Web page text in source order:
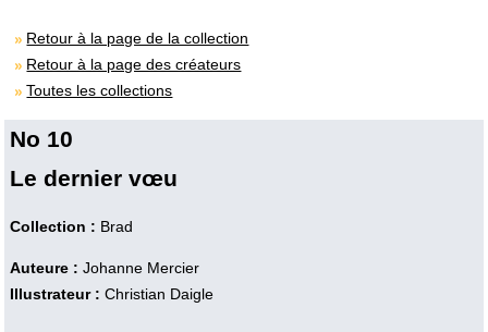
Retour à la page de la collection
Retour à la page des créateurs
Toutes les collections
No 10
Le dernier vœu
Collection : Brad
Auteure : Johanne Mercier
Illustrateur : Christian Daigle